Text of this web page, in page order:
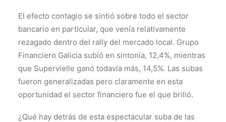
El efecto contagio se sintió sobre todo el sector
bancario en particular, que venía relativamente
rezagado dentro del rally del mercado local. Grupo
Financiero Galicia subió en sintonía, 12,4%, mientras
que Supervielle ganó todavía más, 14,5%. Las subas
fueron generalizadas pero claramente en esta
oportunidad el sector financiero fue el que brilló.
¿Qué hay detrás de esta espectacular suba de las